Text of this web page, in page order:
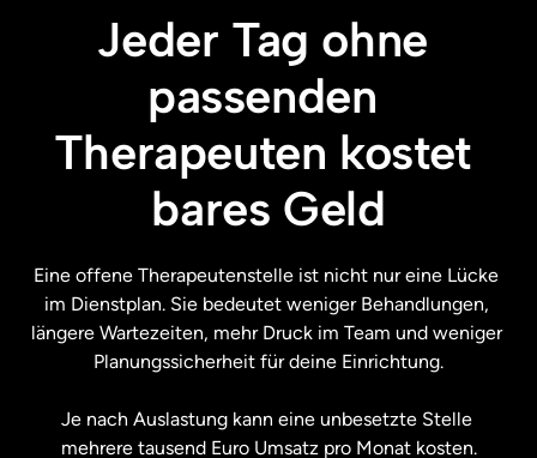
Jeder Tag ohne
passenden
Therapeuten kostet
bares Geld
Eine offene Therapeutenstelle ist nicht nur eine Lücke
im Dienstplan. Sie bedeutet weniger Behandlungen,
längere Wartezeiten, mehr Druck im Team und weniger
Planungssicherheit für deine Einrichtung.
Je nach Auslastung kann eine unbesetzte Stelle
mehrere tausend Euro Umsatz pro Monat kosten.